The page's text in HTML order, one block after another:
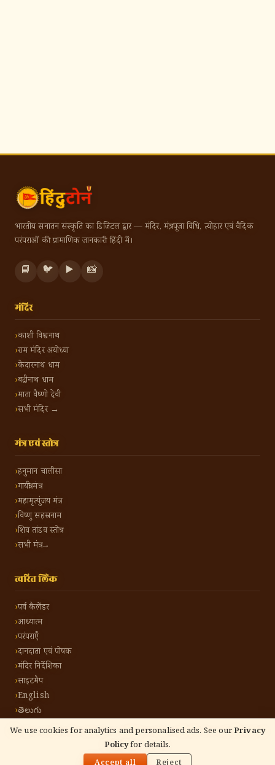
We use cookies for analytics and personalised ads. See ourPrivacy
Policyfor details.
भारतीय सनातन संस्कृति का डिजिटल द्वार — मंदिर, मंत्र, पूजा विधि, त्योहार एवं वैदिक
परंपराओं की प्रामाणिक जानकारी हिंदी में।
📘 🐦 ▶️ 📸
मंदिर
काशी विश्वनाथ
राम मंदिर अयोध्या
केदारनाथ धाम
बद्रीनाथ धाम
माता वैष्णो देवी
सभी मंदिर →
मंत्र एवं स्तोत्र
हनुमान चालीसा
गायत्री मंत्र
महामृत्युंजय मंत्र
विष्णु सहस्रनाम
शिव तांडव स्तोत्र
सभी मंत्र →
त्वरित लिंक
पर्व कैलेंडर
आध्यात्म
परंपराएँ
दानदाता एवं पोषक
मंदिर निर्देशिका
साइटमैप
English
తెలుగు
हिंदू टोन हिंदी। सर्वाधिकार सुरक्षित। गोपनीयता नीति